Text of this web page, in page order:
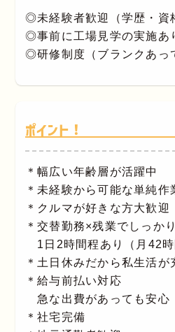
◎未経験者歓迎（学歴・資
◎事前に工場見学の実施あ
◎研修制度（ブランクあっ
ポイント！
＊幅広い年齢層が活躍中
＊未経験から可能な単純作
＊クルマが好きな方大歓迎
＊交替勤務×残業でしっか
1日2時間程あり（月42時
＊土日休みだから私生活が
＊給与前払い対応
急な出費があっても安心
＊社宅完備